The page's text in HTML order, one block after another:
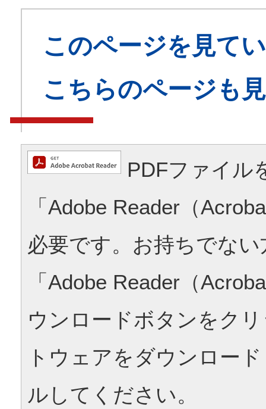
このページを見て
こちらのページも
PDFファイル
「Adobe Reader（
必要です。お持ちでな
「Adobe Reader（
ウンロードボタンをク
トウェアをダウンロー
ルしてください。